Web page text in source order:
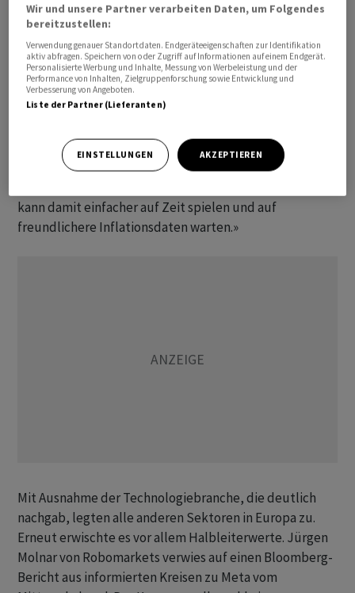
10.652,87 Punkte nach oben.
Die Erwartungen an eine Zinserhöhung in den USA
hätten sich nach den Arbeitsmarktdaten etwas nach
hinten verschoben, sagte ein Marktbeobachter. Das
komme gut an den Börsen an. In der US-Wirtschaft
geschaffen wie prognostiziert, was laut Analyst Tobias
Basse von NordLB «eindeutig» den Handlungsdruck des
kann damit einfacher auf Zeit spielen und auf
freundlichere Inflationsdaten warten.»
Mit Ausnahme der Technologiebranche, die deutlich
nachgab, legten alle anderen Sektoren in Europa zu.
Erneut erwischte es vor allem Halbleiterwerte. Jürgen
Molnar von Robomarkets verwies auf einen Bloomberg-
Bericht aus informierten Kreisen zu Meta vom
Wir und unsere Partner verarbeiten Daten, um Folgendes
bereitzustellen:
Verwendung genauer Standortdaten. Endgeräteeigenschaften zur Identifikation
aktiv abfragen. Speichern von oder Zugriff auf Informationen auf einem Endgerät.
Personalisierte Werbung und Inhalte, Messung von Werbeleistung und der
Performance von Inhalten, Zielgruppenforschung sowie Entwicklung und
Verbesserung von Angeboten.
Liste der Partner (Lieferanten)
EINSTELLUNGEN AKZEPTIEREN